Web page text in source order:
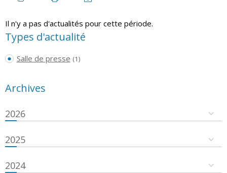
Il n'y a pas d'actualités pour cette période.
Types d'actualité
Salle de presse (1)
Archives
2026
2025
2024